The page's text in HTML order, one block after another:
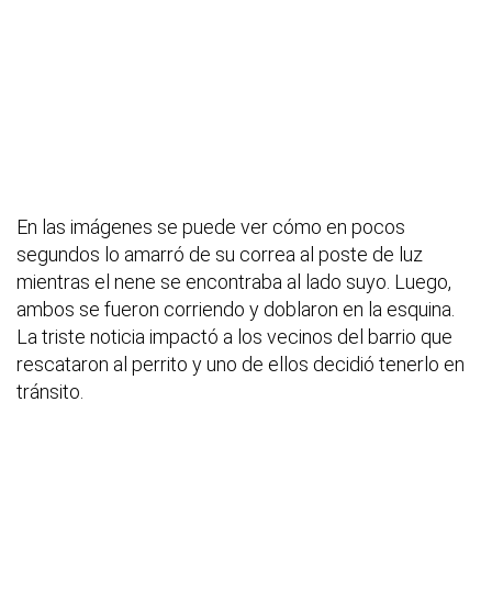
En las imágenes se puede ver cómo en pocos
segundos lo amarró de su correa al poste de luz
mientras el nene se encontraba al lado suyo. Luego,
ambos se fueron corriendo y doblaron en la esquina.
La triste noticia impactó a los vecinos del barrio que
rescataron al perrito y uno de ellos decidió tenerlo en
tránsito.